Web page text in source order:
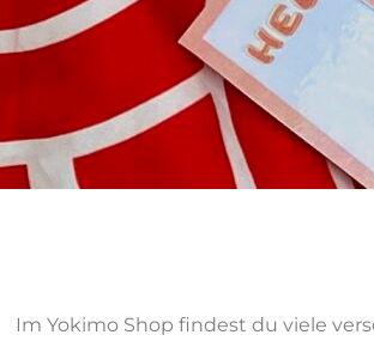
Im Yokimo Shop findest du viele